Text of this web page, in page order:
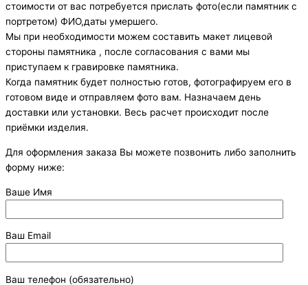
стоимости от вас потребуется прислать фото(если памятник с
портретом) ФИО,даты умершего.
Мы при необходимости можем составить макет лицевой
стороны памятника , после согласования с вами мы
приступаем к гравировке памятника.
Когда памятник будет полностью готов, фотографируем его в
готовом виде и отправляем фото вам. Назначаем день
доставки или установки. Весь расчет происходит после
приёмки изделия.
Для оформления заказа Вы можете позвонить либо заполнить
форму ниже:
Ваше Имя
Ваш Email
Ваш телефон (обязательно)